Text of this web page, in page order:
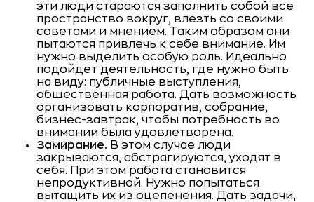
эти люди стараются заполнить собой все
пространство вокруг, влезть со своими
советами и мнением. Таким образом они
пытаются привлечь к себе внимание. Им
нужно выделить особую роль. Идеально
подойдет деятельность, где нужно быть
на виду: публичные выступления,
общественная работа. Дать возможность
организовать корпоратив, собрание,
бизнес-завтрак, чтобы потребность во
внимании была удовлетворена.
Замирание. В этом случае люди
закрываются, абстрагируются, уходят в
себя. При этом работа становится
непродуктивной. Нужно попытаться
вытащить их из оцепенения. Дать задачи,